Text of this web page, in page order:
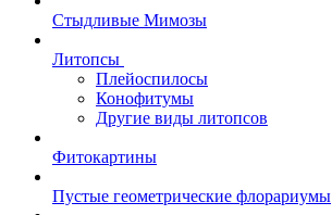
Стыдливые Мимозы
Литопсы
Плейоспилосы
Конофитумы
Другие виды литопсов
Фитокартины
Пустые геометрические флорариумы